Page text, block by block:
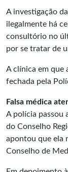
A investigação
ilegalmente há
consultório no
por se tratar de
A clínica em que
fechada pela
Falsa médica
A polícia passou
do Conselho
apontou que ela
Conselho de